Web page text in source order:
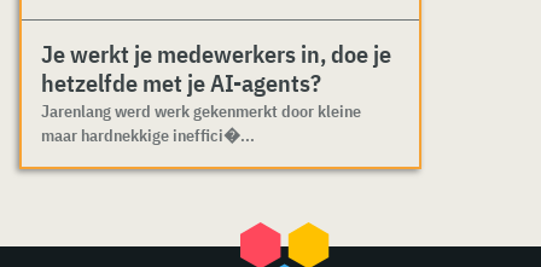
Je werkt je medewerkers in, doe je
hetzelfde met je AI-agents?
Jarenlang werd werk gekenmerkt door kleine
maar hardnekkige ineffici�...